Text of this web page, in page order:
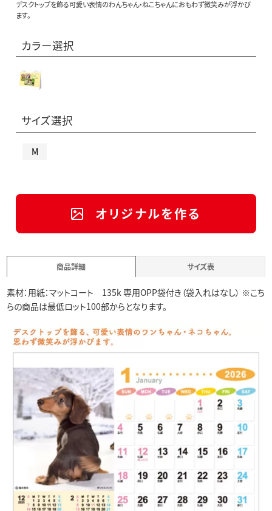
デスクトップを飾る可愛い表情のわんちゃん・ねこちゃんにおもわず微笑みが浮かび
ます。
カラー選択
サイズ選択
M
オリジナルを作る
商品詳細 サイズ表
素材：用紙：マットコート 135k 専用OPP袋付き（袋入れはなし） ※こち
らの商品は最低ロット100部からとなります。